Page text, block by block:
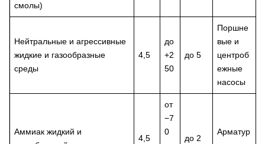
смолы)
Нейтральные и агрессивные
жидкие и газообразные
среды
4,5
до
+2
50
до 5
Поршне
вые и
центроб
ежные
насосы
Аммиак жидкий и
4,5
от
−7
0
до 2
Арматур